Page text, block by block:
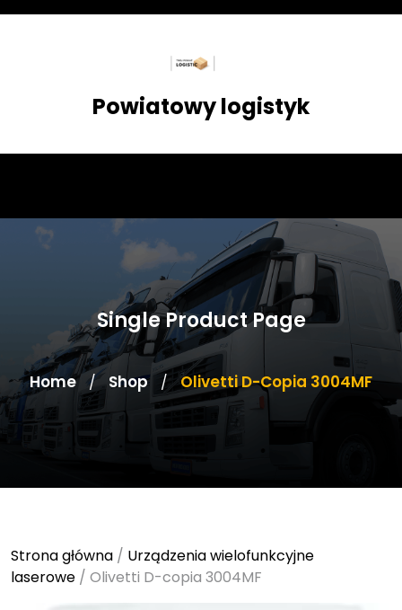
Skip
Powiatowy logistyk
Single Product Page
Home / Shop / Olivetti D-Copia 3004MF
Strona główna / Urządzenia wielofunkcyjne
laserowe / Olivetti D-copia 3004MF